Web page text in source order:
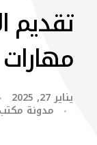
تقديم
يناير 27, 2025
مدونة